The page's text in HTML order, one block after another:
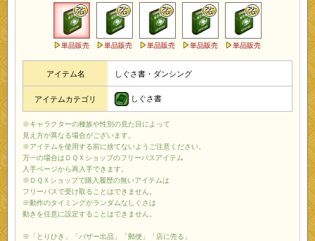
単品販売 単品販売 単品販売 単品販売 単品販売
アイテム名 しぐさ書・ダンシング
アイテムカテゴリ しぐさ書
※キャラクターの種族や性別の見た目によって
見え方が異なる場合がございます。
※アイテムを使用する前に捨てないようご注意ください。
万一の場合はＤＱＸショップのフリーパスアイテム
入手ページから再入手できます。
※ＤＱＸショップで購入履歴の無いアイテムは
フリーパスで受け取ることはできません。
※動作のタイミングがランダムなしぐさは
動きを任意に設定することはできません。
※「とりひき」「バザー出品」「郵便」「店に売る」